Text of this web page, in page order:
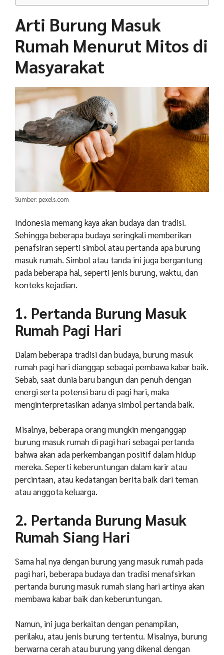
Arti Burung Masuk
Rumah Menurut Mitos di
Masyarakat
Sumber: pexels.com
Indonesia memang kaya akan budaya dan tradisi.
Sehingga beberapa budaya seringkali memberikan
penafsiran seperti simbol atau pertanda apa burung
masuk rumah. Simbol atau tanda ini juga bergantung
pada beberapa hal, seperti jenis burung, waktu, dan
konteks kejadian.
1. Pertanda Burung Masuk
Rumah Pagi Hari
Dalam beberapa tradisi dan budaya, burung masuk
rumah pagi hari dianggap sebagai pembawa kabar baik.
Sebab, saat dunia baru bangun dan penuh dengan
energi serta potensi baru di pagi hari, maka
menginterpretasikan adanya simbol pertanda baik.
Misalnya, beberapa orang mungkin menganggap
burung masuk rumah di pagi hari sebagai pertanda
bahwa akan ada perkembangan positif dalam hidup
mereka. Seperti keberuntungan dalam karir atau
percintaan, atau kedatangan berita baik dari teman
atau anggota keluarga.
2. Pertanda Burung Masuk
Rumah Siang Hari
Sama hal nya dengan burung yang masuk rumah pada
pagi hari, beberapa budaya dan tradisi menafsirkan
pertanda burung masuk rumah siang hari artinya akan
membawa kabar baik dan keberuntungan.
Namun, ini juga berkaitan dengan penampilan,
perilaku, atau jenis burung tertentu. Misalnya, burung
berwarna cerah atau burung yang dikenal dengan